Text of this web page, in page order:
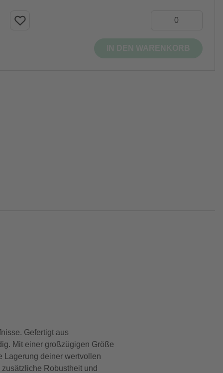
Gefertigt aus
Mit einer großzügigen Größe
Lagerung deiner wertvollen
Robustheit und